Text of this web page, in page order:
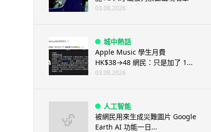
03.08.2026
城中熱話
Apple Music 學生月費
HK$38→48 網民：只是加了 1...
03.08.2026
人工智能
被網民用來生成災難圖片 Google
Earth AI 功能一日...